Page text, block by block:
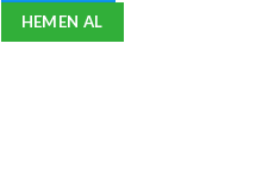
HEMEN AL